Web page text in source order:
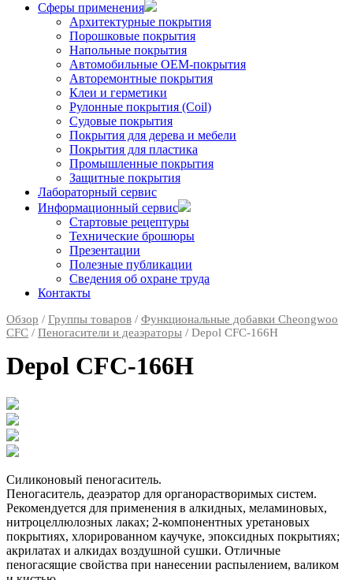
Сферы применения
Архитектурные покрытия
Порошковые покрытия
Напольные покрытия
Автомобильные ОЕМ-покрытия
Авторемонтные покрытия
Клеи и герметики
Рулонные покрытия (Coil)
Судовые покрытия
Покрытия для дерева и мебели
Покрытия для пластика
Промышленные покрытия
Защитные покрытия
Лабораторный сервис
Информационный сервис
Стартовые рецептуры
Технические брошюры
Презентации
Полезные публикации
Сведения об охране труда
Контакты
Обзор / Группы товаров / Функциональные добавки Cheongwoo
СFC / Пеногасители и деаэраторы / Depol CFC-166H
Depol CFC-166H
Силиконовый пеногаситель.
Пеногаситель, деаэратор для органорастворимых систем.
Рекомендуется для применения в алкидных, меламиновых,
нитроцеллюлозных лаках; 2-компонентных уретановых
покрытиях, хлорированном каучуке, эпоксидных покрытиях;
акрилатах и алкидах воздушной сушки. Отличные
пеногасящие свойства при нанесении распылением, валиком